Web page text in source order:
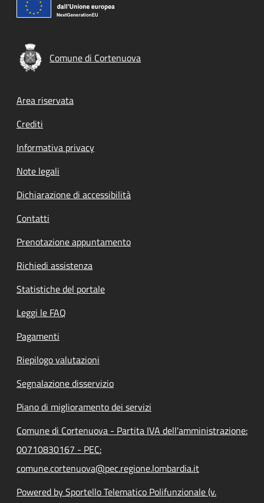
Comune di Cortenuova
Footer menu
Area riservata
Crediti
Informativa privacy
Note legali
Dichiarazione di accessibilità
Contatti
Prenotazione appuntamento
Richiedi assistenza
Statistiche del portale
Leggi le FAQ
Pagamenti
Riepilogo valutazioni
Segnalazione disservizio
Piano di miglioramento dei servizi
Comune di Cortenuova - Partita IVA dell'amministrazione:
00710830167 - PEC:
comune.cortenuova@pec.regione.lombardia.it
Powered by Sportello Telematico Polifunzionale (v.